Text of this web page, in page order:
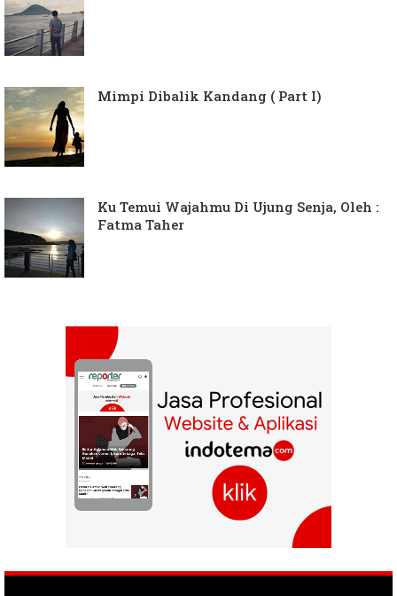
Mimpi Dibalik Kandang ( Part I)
Ku Temui Wajahmu Di Ujung Senja, Oleh :
Fatma Taher